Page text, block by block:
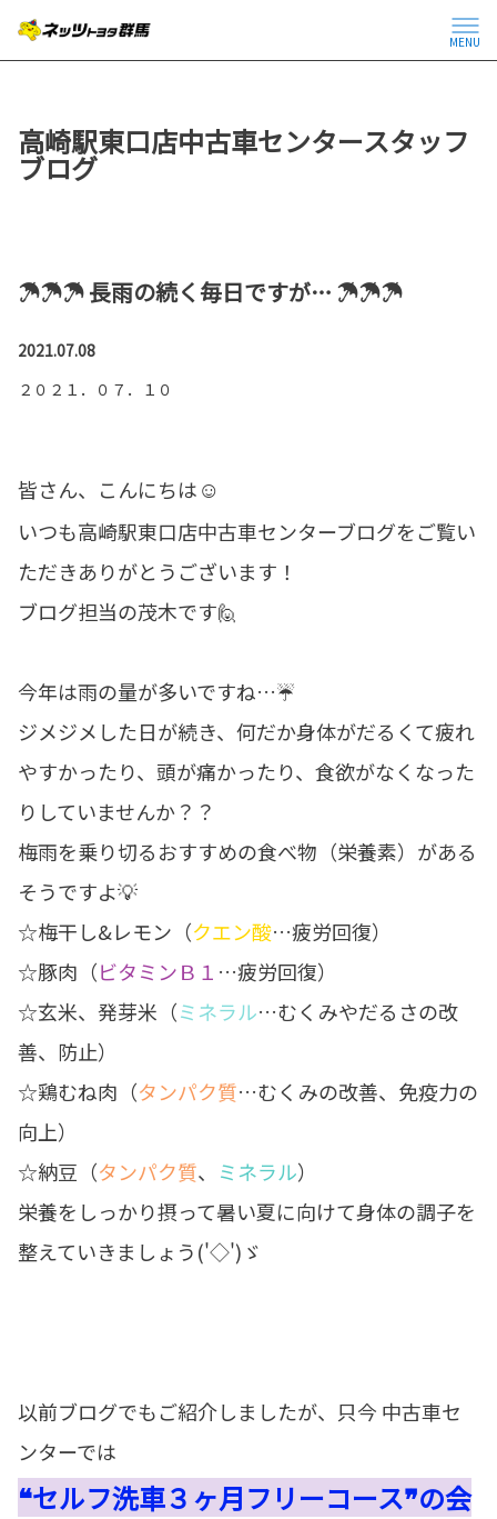
MENU
高崎駅東口店中古車センタースタッフ
ブログ
☂☂☂ 長雨の続く毎日ですが… ☂☂☂
2021.07.08
２０２１．０７．１０
皆さん、こんにちは☺
いつも高崎駅東口店中古車センターブログをご覧い
ただきありがとうございます！
ブログ担当の茂木です🙋
今年は雨の量が多いですね…☔
ジメジメした日が続き、何だか身体がだるくて疲れ
やすかったり、頭が痛かったり、食欲がなくなった
りしていませんか？？
梅雨を乗り切るおすすめの食べ物（栄養素）がある
そうですよ💡
☆梅干し&レモン （クエン酸…疲労回復）
☆豚肉（ビタミンＢ１ …疲労回復）
☆玄米、発芽米 （ミネラル…むくみやだるさの改
善、防止）
☆鶏むね肉 （タンパク質…むくみの改善、免疫力の
向上）
☆納豆 （タンパク質、 ミネラル）
栄養をしっかり摂って暑い夏に向けて身体の調子を
整えていきましょう('◇')ゞ
以前ブログでもご紹介しましたが、只今 中古車セ
ンターでは
❝セルフ洗車３ヶ月フリーコース❞の会